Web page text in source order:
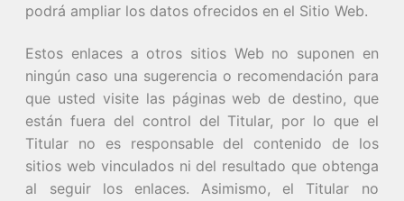
podrá ampliar los datos ofrecidos en el Sitio Web.
Estos enlaces a otros sitios Web no suponen en
ningún caso una sugerencia o recomendación para
que usted visite las páginas web de destino, que
están fuera del control del Titular, por lo que el
Titular no es responsable del contenido de los
sitios web vinculados ni del resultado que obtenga
al seguir los enlaces. Asimismo, el Titular no